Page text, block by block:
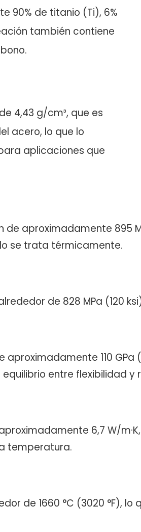
90% de titanio (Ti), 6%
también contiene
4,43 g/cm³, que es
acero, lo que lo
aplicaciones que
aproximadamente 895
se trata térmicamente.
de 828 MPa (120
110
entre flexibilidad y
6,7 W/
temperatura.
de 1660 °C (3020